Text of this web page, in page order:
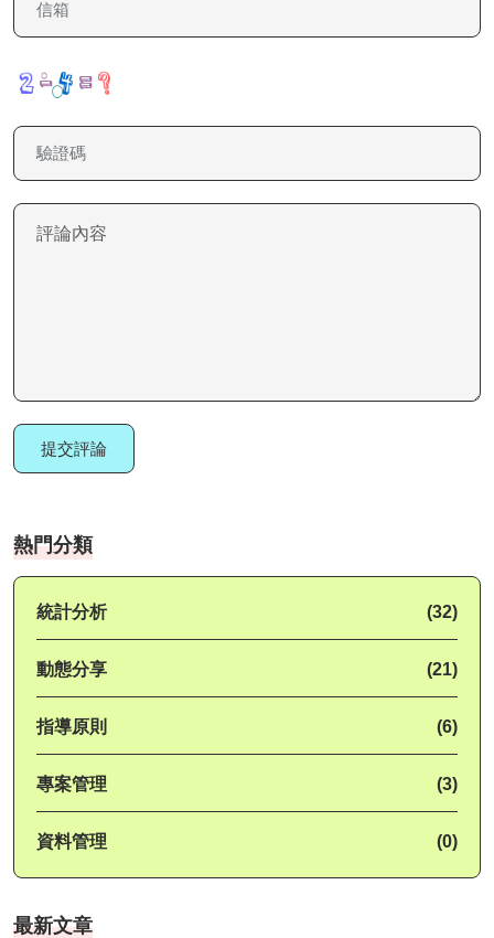
提交評論
熱門分類
統計分析 (32)
動態分享 (21)
指導原則 (6)
專案管理 (3)
資料管理 (0)
最新文章